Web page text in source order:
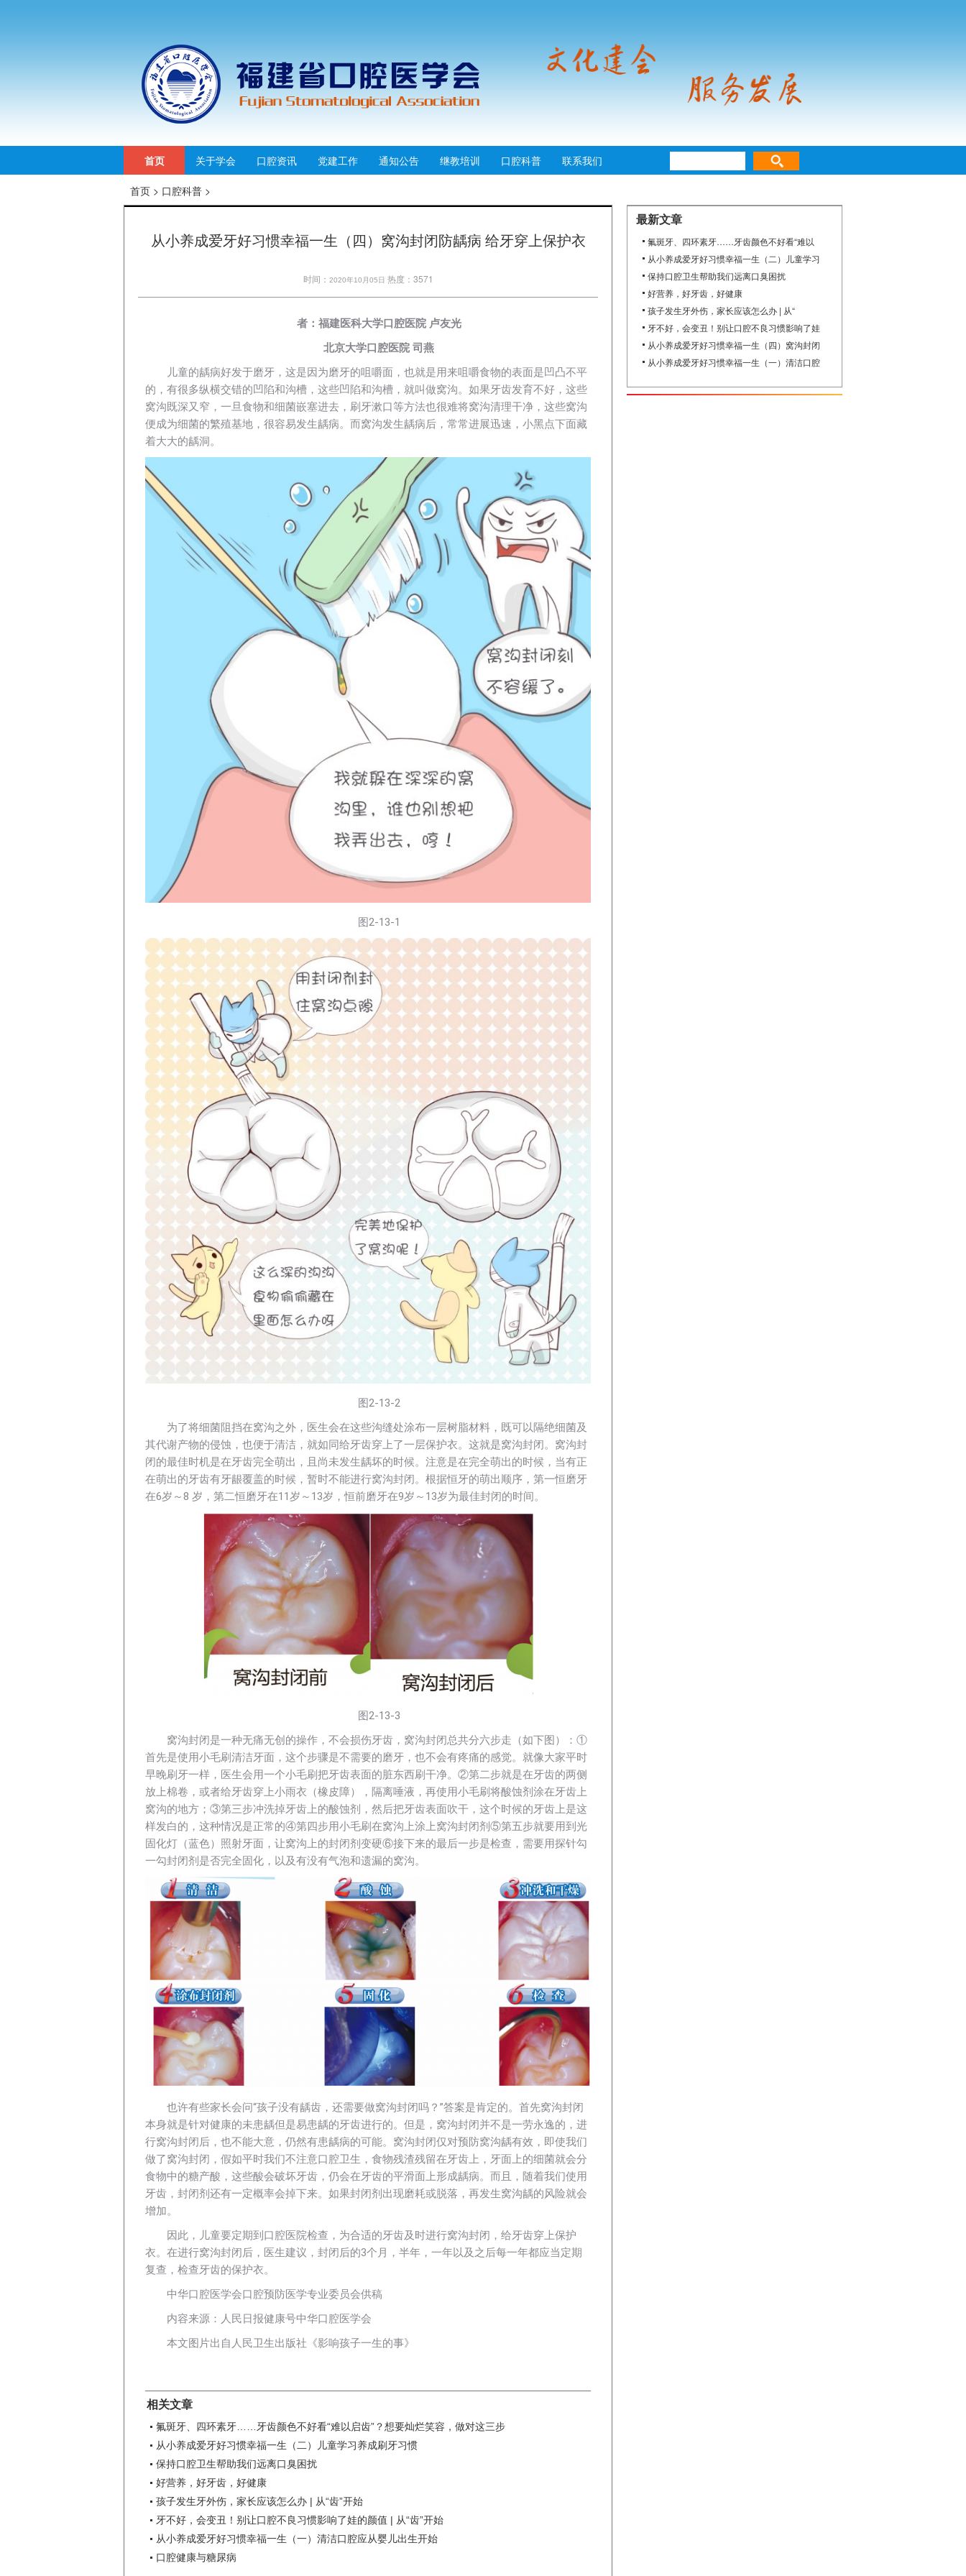
首页 关于学会 口腔资讯 党建工作 通知公告 继教培训 口腔科普 联系我们
首页 > 口腔科普 >
从小养成爱牙好习惯幸福一生（四）窝沟封闭防龋病 给牙穿上保护衣
时间： 2020年10月05日 热度：3571
者：福建医科大学口腔医院 卢友光
北京大学口腔医院 司燕
儿童的龋病好发于磨牙，这是因为磨牙的咀嚼面，也就是用来咀嚼食物的表面是凹凸不平
的，有很多纵横交错的凹陷和沟槽，这些凹陷和沟槽，就叫做窝沟。如果牙齿发育不好，这些
窝沟既深又窄，一旦食物和细菌嵌塞进去，刷牙漱口等方法也很难将窝沟清理干净，这些窝沟
便成为细菌的繁殖基地，很容易发生龋病。而窝沟发生龋病后，常常进展迅速，小黑点下面藏
着大大的龋洞。
图2-13-1
图2-13-2
为了将细菌阻挡在窝沟之外，医生会在这些沟缝处涂布一层树脂材料，既可以隔绝细菌及
其代谢产物的侵蚀，也便于清洁，就如同给牙齿穿上了一层保护衣。这就是窝沟封闭。窝沟封
闭的最佳时机是在牙齿完全萌出，且尚未发生龋坏的时候。注意是在完全萌出的时候，当有正
在萌出的牙齿有牙龈覆盖的时候，暂时不能进行窝沟封闭。根据恒牙的萌出顺序，第一恒磨牙
在6岁～8 岁，第二恒磨牙在11岁～13岁，恒前磨牙在9岁～13岁为最佳封闭的时间。
图2-13-3
窝沟封闭是一种无痛无创的操作，不会损伤牙齿，窝沟封闭总共分六步走（如下图）：①
首先是使用小毛刷清洁牙面，这个步骤是不需要的磨牙，也不会有疼痛的感觉。就像大家平时
早晚刷牙一样，医生会用一个小毛刷把牙齿表面的脏东西刷干净。②第二步就是在牙齿的两侧
放上棉卷，或者给牙齿穿上小雨衣（橡皮障），隔离唾液，再使用小毛刷将酸蚀剂涂在牙齿上
窝沟的地方；③第三步冲洗掉牙齿上的酸蚀剂，然后把牙齿表面吹干，这个时候的牙齿上是这
样发白的，这种情况是正常的④第四步用小毛刷在窝沟上涂上窝沟封闭剂⑤第五步就要用到光
固化灯（蓝色）照射牙面，让窝沟上的封闭剂变硬⑥接下来的最后一步是检查，需要用探针勾
一勾封闭剂是否完全固化，以及有没有气泡和遗漏的窝沟。
也许有些家长会问“孩子没有龋齿，还需要做窝沟封闭吗？”答案是肯定的。首先窝沟封闭
本身就是针对健康的未患龋但是易患龋的牙齿进行的。但是，窝沟封闭并不是一劳永逸的，进
行窝沟封闭后，也不能大意，仍然有患龋病的可能。窝沟封闭仅对预防窝沟龋有效，即使我们
做了窝沟封闭，假如平时我们不注意口腔卫生，食物残渣残留在牙齿上，牙面上的细菌就会分
食物中的糖产酸，这些酸会破坏牙齿，仍会在牙齿的平滑面上形成龋病。而且，随着我们使用
牙齿，封闭剂还有一定概率会掉下来。如果封闭剂出现磨耗或脱落，再发生窝沟龋的风险就会
增加。
因此，儿童要定期到口腔医院检查，为合适的牙齿及时进行窝沟封闭，给牙齿穿上保护
衣。在进行窝沟封闭后，医生建议，封闭后的3个月，半年，一年以及之后每一年都应当定期
复查，检查牙齿的保护衣。
中华口腔医学会口腔预防医学专业委员会供稿
内容来源：人民日报健康号中华口腔医学会
本文图片出自人民卫生出版社《影响孩子一生的事》
相关文章
氟斑牙、四环素牙……牙齿颜色不好看“难以启齿”？想要灿烂笑容，做对这三步
从小养成爱牙好习惯幸福一生（二）儿童学习养成刷牙习惯
保持口腔卫生帮助我们远离口臭困扰
好营养，好牙齿，好健康
孩子发生牙外伤，家长应该怎么办 | 从“齿”开始
牙不好，会变丑！别让口腔不良习惯影响了娃的颜值 | 从“齿”开始
从小养成爱牙好习惯幸福一生（一）清洁口腔应从婴儿出生开始
口腔健康与糖尿病
最新文章
氟斑牙、四环素牙……牙齿颜色不好看“难以
从小养成爱牙好习惯幸福一生（二）儿童学习
保持口腔卫生帮助我们远离口臭困扰
好营养，好牙齿，好健康
孩子发生牙外伤，家长应该怎么办 | 从“
牙不好，会变丑！别让口腔不良习惯影响了娃
从小养成爱牙好习惯幸福一生（四）窝沟封闭
从小养成爱牙好习惯幸福一生（一）清洁口腔